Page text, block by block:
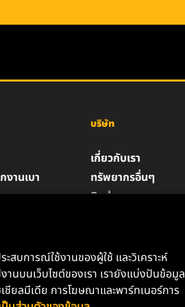
านเบา
บริษัท
เกี่ยวกับเรา
ทรัพยากรอื่นๆ
ติดต่อเรา
ประกาศด้านกฎหมาย
สบการณ์ใช้งานของผู้ใช้ และวิเคราะห์
นบนเว็บไซต์ของเรา เรายังแบ่งปันข้อมูล
ชียลมีเดีย การโฆษณาและพาร์ทเนอร์การ